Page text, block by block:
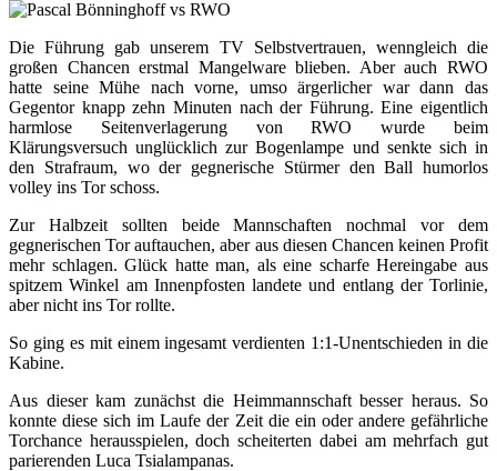
Die Führung gab unserem TV Selbstvertrauen, wenngleich die
großen Chancen erstmal Mangelware blieben. Aber auch RWO
hatte seine Mühe nach vorne, umso ärgerlicher war dann das
Gegentor knapp zehn Minuten nach der Führung. Eine eigentlich
harmlose Seitenverlagerung von RWO wurde beim
Klärungsversuch unglücklich zur Bogenlampe und senkte sich in
den Strafraum, wo der gegnerische Stürmer den Ball humorlos
volley ins Tor schoss.
Zur Halbzeit sollten beide Mannschaften nochmal vor dem
gegnerischen Tor auftauchen, aber aus diesen Chancen keinen Profit
mehr schlagen. Glück hatte man, als eine scharfe Hereingabe aus
spitzem Winkel am Innenpfosten landete und entlang der Torlinie,
aber nicht ins Tor rollte.
So ging es mit einem ingesamt verdienten 1:1-Unentschieden in die
Kabine.
Aus dieser kam zunächst die Heimmannschaft besser heraus. So
konnte diese sich im Laufe der Zeit die ein oder andere gefährliche
Torchance herausspielen, doch scheiterten dabei am mehrfach gut
parierenden Luca Tsialampanas.